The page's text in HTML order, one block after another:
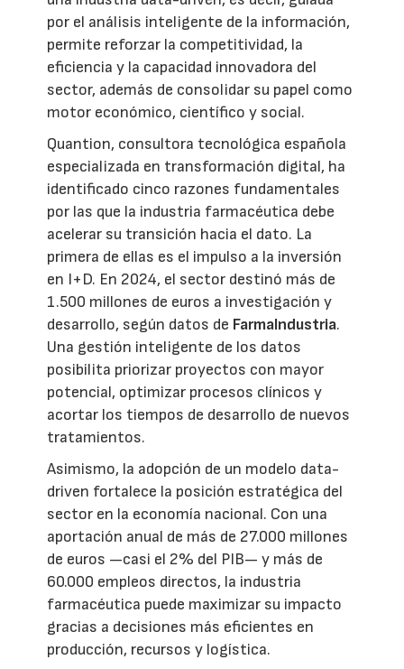
por el análisis inteligente de la información,
permite reforzar la competitividad, la
eficiencia y la capacidad innovadora del
sector, además de consolidar su papel como
motor económico, científico y social.
Quantion, consultora tecnológica española
especializada en transformación digital, ha
identificado cinco razones fundamentales
por las que la industria farmacéutica debe
acelerar su transición hacia el dato. La
primera de ellas es el impulso a la inversión
en I+D. En 2024, el sector destinó más de
1.500 millones de euros a investigación y
desarrollo, según datos de FarmaIndustria.
Una gestión inteligente de los datos
posibilita priorizar proyectos con mayor
potencial, optimizar procesos clínicos y
acortar los tiempos de desarrollo de nuevos
tratamientos.
Asimismo, la adopción de un modelo data-
driven fortalece la posición estratégica del
sector en la economía nacional. Con una
aportación anual de más de 27.000 millones
de euros —casi el 2% del PIB— y más de
60.000 empleos directos, la industria
farmacéutica puede maximizar su impacto
gracias a decisiones más eficientes en
producción, recursos y logística.